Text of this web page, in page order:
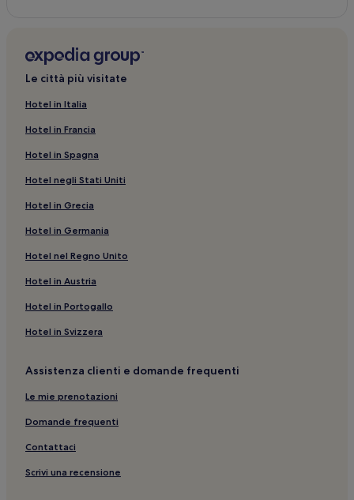
Le città più visitate
Hotel in Italia
Hotel in Francia
Hotel in Spagna
Hotel negli Stati Uniti
Hotel in Grecia
Hotel in Germania
Hotel nel Regno Unito
Hotel in Austria
Hotel in Portogallo
Hotel in Svizzera
Assistenza clienti e domande frequenti
Le mie prenotazioni
Domande frequenti
Contattaci
Scrivi una recensione